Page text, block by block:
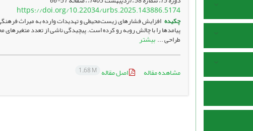
https://doi.org/10.22034/urbs.2025.143886.5174
چکیده افزایش فشارهای زیست‌محیطی و تهدیدات وارده به میراث فرهنگی
پیامدها را با چالش روبه رو کرده است. پیچیدگی ناشی از تعدد
طراحی ...بیشتر
مشاهده مقاله اصل مقاله 1.68 M